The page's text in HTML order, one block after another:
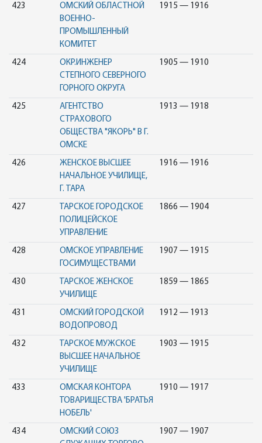
423
ОМСКИЙ ОБЛАСТНОЙ
ВОЕННО-
ПРОМЫШЛЕННЫЙ
КОМИТЕТ
1915 — 1916
424
ОКР.ИНЖЕНЕР
СТЕПНОГО СЕВЕРНОГО
ГОРНОГО ОКРУГА
1905 — 1910
425
АГЕНТСТВО
СТРАХОВОГО
ОБЩЕСТВА "ЯКОРЬ" В Г.
ОМСКЕ
1913 — 1918
426
ЖЕНСКОЕ ВЫСШЕЕ
НАЧАЛЬНОЕ УЧИЛИЩЕ,
Г. ТАРА
1916 — 1916
427
ТАРСКОЕ ГОРОДСКОЕ
ПОЛИЦЕЙСКОЕ
УПРАВЛЕНИЕ
1866 — 1904
428
ОМСКОЕ УПРАВЛЕНИЕ
ГОСИМУЩЕСТВАМИ
1907 — 1915
430
ТАРСКОЕ ЖЕНСКОЕ
УЧИЛИЩЕ
1859 — 1865
431
ОМСКИЙ ГОРОДСКОЙ
ВОДОПРОВОД
1912 — 1913
432
ТАРСКОЕ МУЖСКОЕ
ВЫСШЕЕ НАЧАЛЬНОЕ
УЧИЛИЩЕ
1903 — 1915
433
ОМСКАЯ КОНТОРА
ТОВАРИЩЕСТВА 'БРАТЬЯ
НОБЕЛЬ'
1910 — 1917
434
ОМСКИЙ СОЮЗ
1907 — 1907